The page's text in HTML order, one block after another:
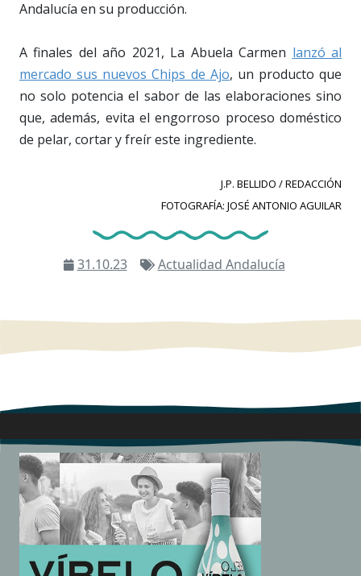
Andalucía en su producción.
A finales del año 2021, La Abuela Carmen lanzó al
mercado sus nuevos Chips de Ajo, un producto que
no solo potencia el sabor de las elaboraciones sino
que, además, evita el engorroso proceso doméstico
de pelar, cortar y freír este ingrediente.
J.P. BELLIDO / REDACCIÓN
FOTOGRAFÍA: JOSÉ ANTONIO AGUILAR
31.10.23 Actualidad Andalucía